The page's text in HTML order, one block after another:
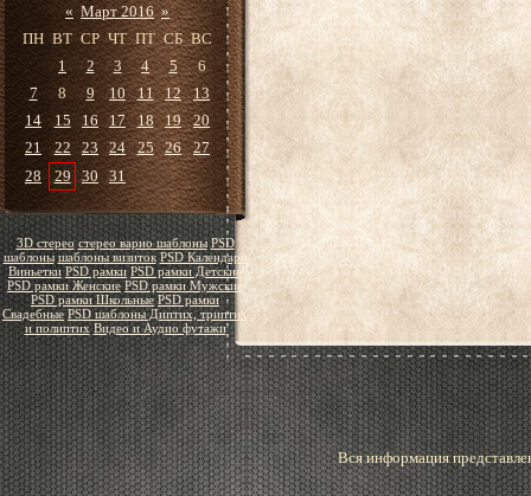
« Март 2016 »
ПН ВТ СР ЧТ ПТ СБ ВС
1
2 3 4 5
6
7
8 9 10 11 12
13
14
15 16 17 18 19
20
21
22 23 24 25 26
27
28
29 30 31
3D стерео стерео варио шаблоны PSD
шаблоны шаблоны визиток PSD Календари
Виньетки PSD рамки PSD рамки Детские
PSD рамки Женские PSD рамки Мужские
PSD рамки Школьные PSD рамки
Свадебные PSD шаблоны Диптих, триптих
и полиптих Видео и Аудио футажи
Вся информация